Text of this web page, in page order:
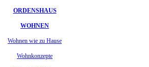
ORDENSHAUS
WOHNEN
Wohnen wie zu Hause
Wohnkonzepte